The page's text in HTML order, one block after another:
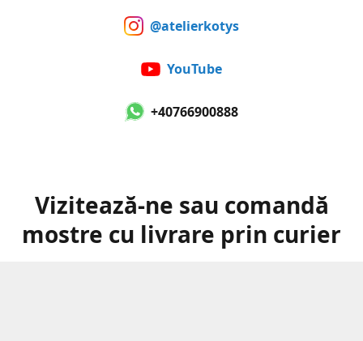
@atelierkotys
YouTube
+40766900888
Vizitează-ne sau comandă
mostre cu livrare prin curier